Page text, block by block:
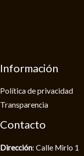
Información
Política de privacidad​
Transparencia
Contacto
Dirección: Calle Mirlo 1